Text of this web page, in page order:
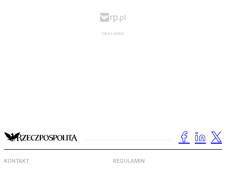
KONTAKT REGULAMIN